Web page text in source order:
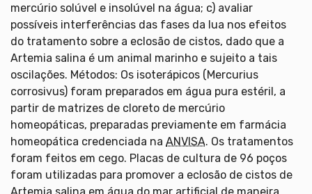
mercúrio solúvel e insolúvel na água; c) avaliar
possíveis interferências das fases da lua nos efeitos
do tratamento sobre a eclosão de cistos, dado que a
Artemia salina é um animal marinho e sujeito a tais
oscilações. Métodos: Os isoterápicos (Mercurius
corrosivus) foram preparados em água pura estéril, a
partir de matrizes de cloreto de mercúrio
homeopáticas, preparadas previamente em farmácia
homeopática credenciada na ANVISA. Os tratamentos
foram feitos em cego. Placas de cultura de 96 poços
foram utilizadas para promover a eclosão de cistos de
Artemia salina em água do mar artificial de maneira